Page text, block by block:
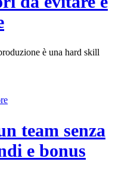
è una hard skill
team senza
e bonus